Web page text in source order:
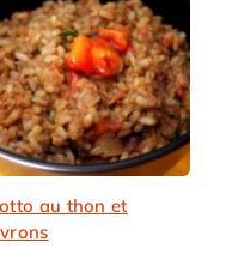
au thon et